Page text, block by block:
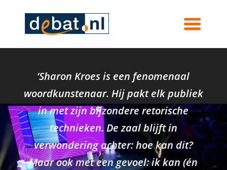
‘Sharon Kroes is een fenomenaal
woordkunstenaar. Hij pakt elk publiek
in met zijn bijzondere retorische
technieken. De zaal blijft in
verwondering achter: hoe kan dit?
Maar ook met een gevoel: ik kan (én